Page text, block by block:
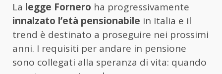
La legge Fornero ha progressivamente
innalzato l’età pensionabile in Italia e il
trend è destinato a proseguire nei prossimi
anni. I requisiti per andare in pensione
sono collegati alla speranza di vita: quando